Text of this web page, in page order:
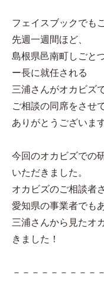
フェイスブックでも
先週一週間ほど、
島根県邑南町しごと
ー長に就任される
三浦さんがオカビズ
ご相談の同席をさせ
ありがとうございま
今回のオカビズでの
いただきました。
オカビズのご相談者
愛知県の事業者でも
三浦さんから見たオ
きました！
－－－－－－－－－